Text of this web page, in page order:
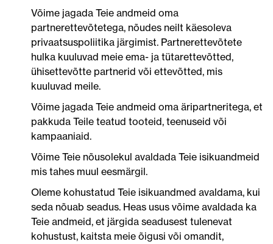
Võime jagada Teie andmeid oma
partnerettevõtetega, nõudes neilt käesoleva
privaatsuspoliitika järgimist. Partnerettevõtete
hulka kuuluvad meie ema- ja tütarettevõtted,
ühisettevõtte partnerid või ettevõtted, mis
kuuluvad meile.
Võime jagada Teie andmeid oma äripartneritega, et
pakkuda Teile teatud tooteid, teenuseid või
kampaaniaid.
Võime Teie nõusolekul avaldada Teie isikuandmeid
mis tahes muul eesmärgil.
Oleme kohustatud Teie isikuandmed avaldama, kui
seda nõuab seadus. Heas usus võime avaldada ka
Teie andmeid, et järgida seadusest tulenevat
kohustust, kaitsta meie õigusi või omandit,